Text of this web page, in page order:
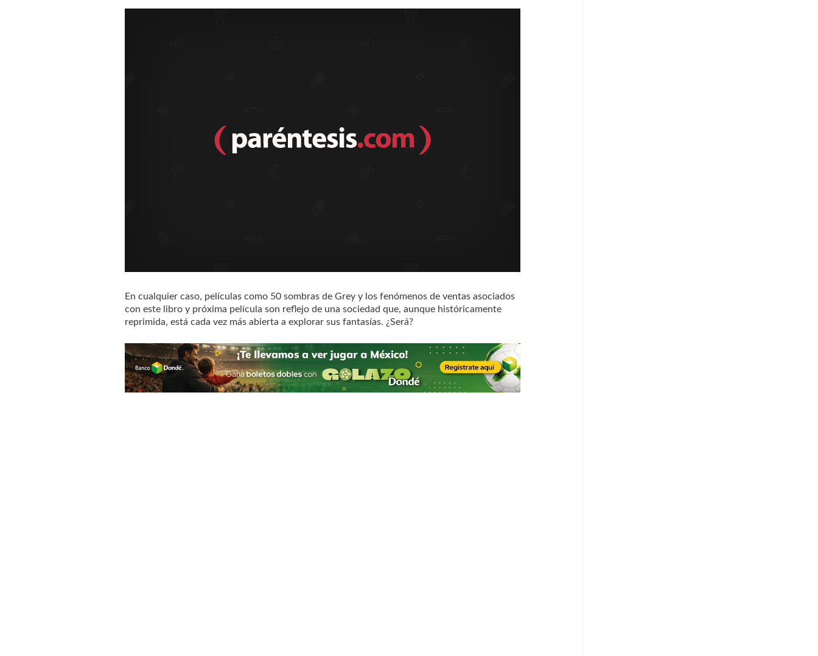
En cualquier caso, películas como 50 sombras de Grey y los fenómenos de ventas asociados
con este libro y próxima película son reflejo de una sociedad que, aunque históricamente
reprimida, está cada vez más abierta a explorar sus fantasías. ¿Será?